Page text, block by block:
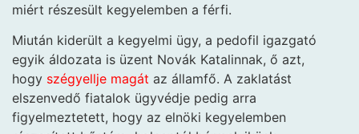
miért részesült kegyelemben a férfi.
Miután kiderült a kegyelmi ügy, a pedofil igazgató
egyik áldozata is üzent Novák Katalinnak, ő azt,
hogy szégyellje magát az államfő. A zaklatást
elszenvedő fiatalok ügyvédje pedig arra
figyelmeztetett, hogy az elnöki kegyelemben